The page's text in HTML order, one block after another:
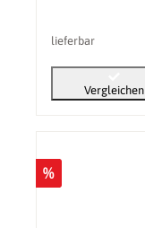
lieferbar
Vergleichen
%